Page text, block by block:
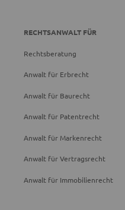
RECHTSANWALT FÜR
Rechtsberatung
Anwalt für Erbrecht
Anwalt für Baurecht
Anwalt für Patentrecht
Anwalt für Markenrecht
Anwalt für Vertragsrecht
Anwalt für Immobilienrecht